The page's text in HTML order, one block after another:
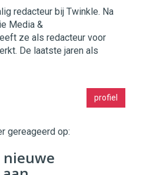
redacteur bij Twinkle. Na
Media &
ze als redacteur voor
De laatste jaren als
profiel
gereageerd op:
nieuwe